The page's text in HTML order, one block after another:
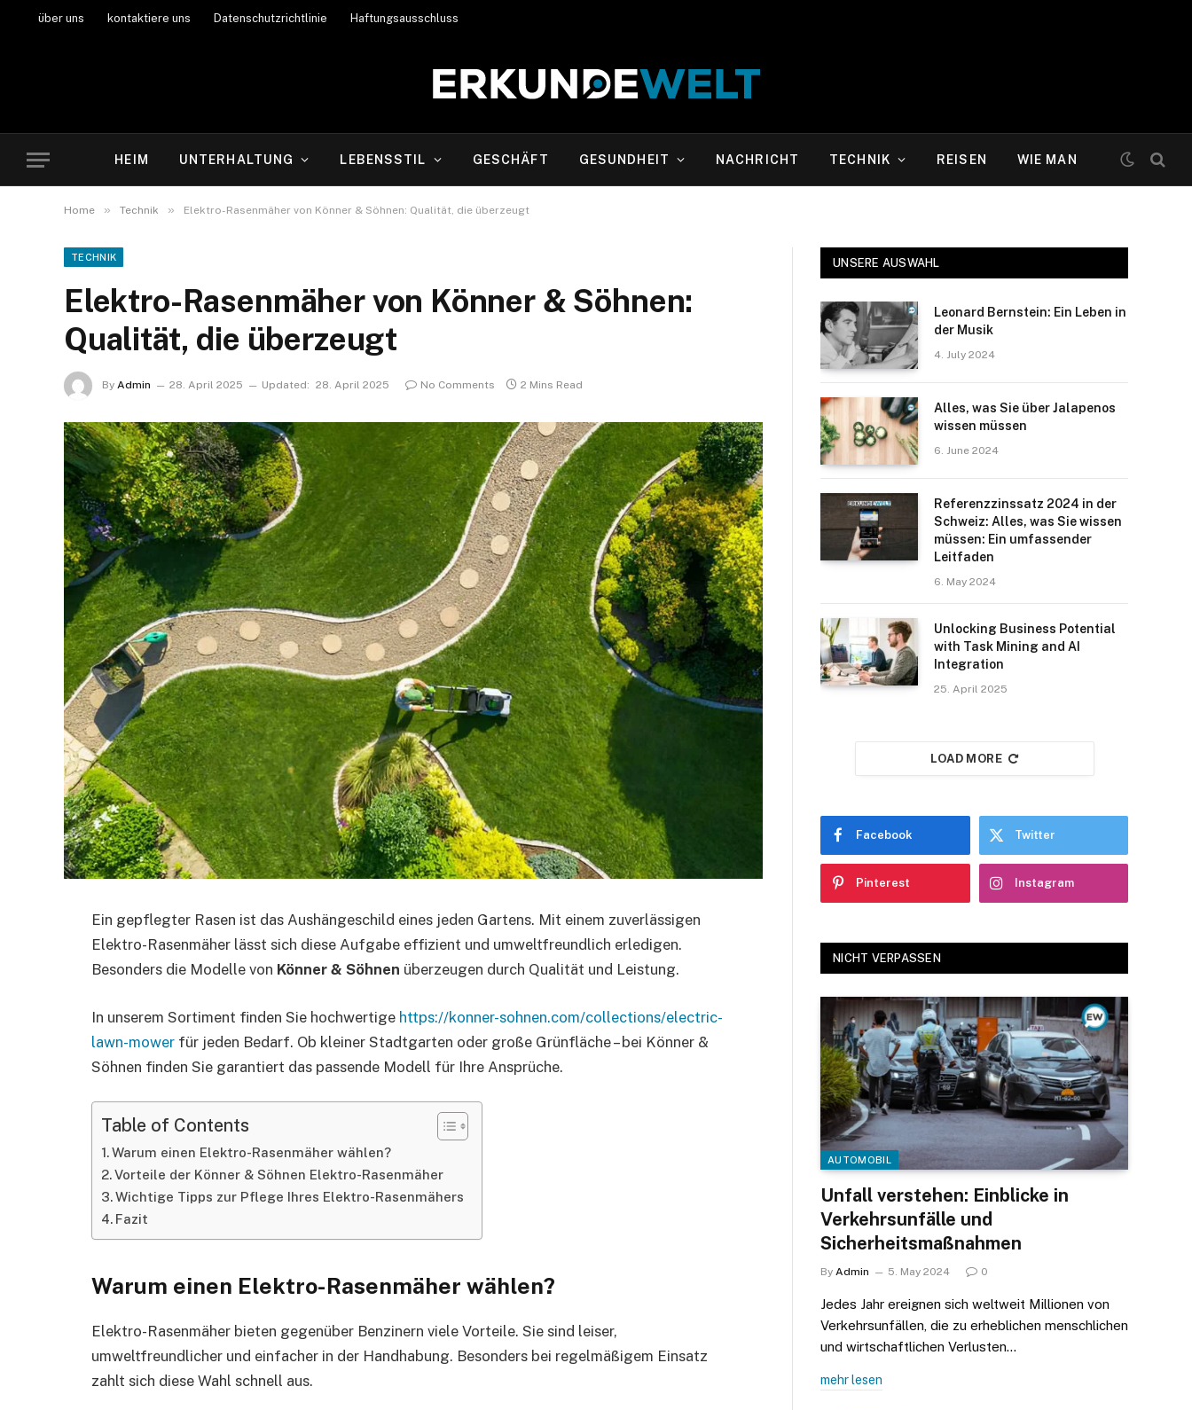
über uns kontaktiere uns Datenschutzrichtlinie Haftungsausschluss
HEIM UNTERHALTUNG LEBENSSTIL GESCHÄFT GESUNDHEIT NACHRICHT TECHNIK REISEN WIE MAN
Home » Technik » Elektro-Rasenmäher von Könner & Söhnen: Qualität, die überzeugt
TECHNIK
Elektro-Rasenmäher von Könner & Söhnen:
Qualität, die überzeugt
By Admin 28. April 2025 Updated: 28. April 2025 No Comments 2 Mins Read
Ein gepflegter Rasen ist das Aushängeschild eines jeden Gartens. Mit einem zuverlässigen
Elektro-Rasenmäher lässt sich diese Aufgabe effizient und umweltfreundlich erledigen.
Besonders die Modelle von Könner & Söhnen überzeugen durch Qualität und Leistung.
In unserem Sortiment finden Sie hochwertige https://konner-sohnen.com/collections/electric-
lawn-mower für jeden Bedarf. Ob kleiner Stadtgarten oder große Grünfläche – bei Könner &
Söhnen finden Sie garantiert das passende Modell für Ihre Ansprüche.
Table of Contents
Warum einen Elektro-Rasenmäher wählen?
Vorteile der Könner & Söhnen Elektro-Rasenmäher
Wichtige Tipps zur Pflege Ihres Elektro-Rasenmähers
Fazit
Warum einen Elektro-Rasenmäher wählen?
Elektro-Rasenmäher bieten gegenüber Benzinern viele Vorteile. Sie sind leiser,
umweltfreundlicher und einfacher in der Handhabung. Besonders bei regelmäßigem Einsatz
zahlt sich diese Wahl schnell aus.
UNSERE AUSWAHL
Leonard Bernstein: Ein Leben in
der Musik
4. July 2024
Alles, was Sie über Jalapenos
wissen müssen
6. June 2024
Referenzzinssatz 2024 in der
Schweiz: Alles, was Sie wissen
müssen: Ein umfassender
Leitfaden
6. May 2024
Unlocking Business Potential
with Task Mining and AI
Integration
25. April 2025
LOAD MORE
Facebook Twitter
Pinterest Instagram
NICHT VERPASSEN
AUTOMOBIL
Unfall verstehen: Einblicke in
Verkehrsunfälle und
Sicherheitsmaßnahmen
By Admin 5. May 2024 0
Jedes Jahr ereignen sich weltweit Millionen von
Verkehrsunfällen, die zu erheblichen menschlichen
und wirtschaftlichen Verlusten…
mehr lesen